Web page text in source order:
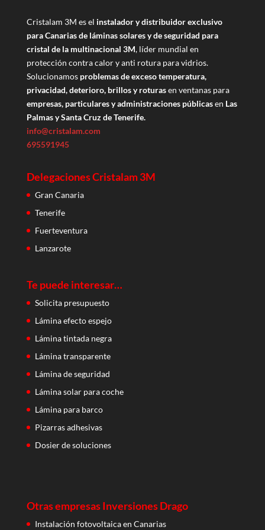
Cristalam 3M es el instalador y distribuidor exclusivo
para Canarias de láminas solares y de seguridad para
cristal de la multinacional 3M, líder mundial en
protección contra calor y anti rotura para vidrios.
Solucionamos problemas de exceso temperatura,
privacidad, deterioro, brillos y roturasen ventanas para
empresas, particulares y administraciones públicasen Las
Palmas y Santa Cruz de Tenerife.
info@cristalam.com
695591945
Delegaciones Cristalam 3M
Gran Canaria
Tenerife
Fuerteventura
Lanzarote
Te puede interesar…
Solicita presupuesto
Lámina efecto espejo
Lámina tintada negra
Lámina transparente
Lámina de seguridad
Lámina solar para coche
Lámina para barco
Pizarras adhesivas
Dosier de soluciones
Otras empresas Inversiones Drago
Instalación fotovoltaica en Canarias